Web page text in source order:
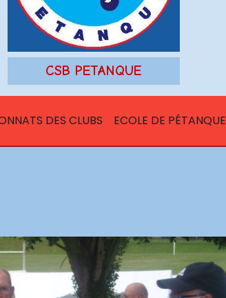
CSB PETANQUE
DES CLUBS ECOLE DE PÉTANQUE